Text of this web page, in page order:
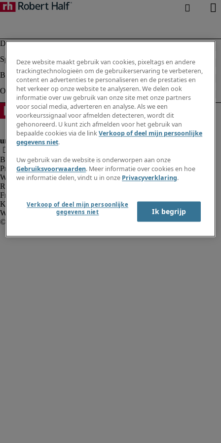
Bedrijfsinformatie
Privacyverklaring
Website en cookies
Rekruteringsvoorwaarden
Fraude alarm
Klokkenluidersregeling
Webmaster feedback
Deze website maakt gebruik van cookies, pixeltags en andere
trackingtechnologieën om de gebruikerservaring te verbeteren,
content en advertenties te personaliseren en de prestaties en
het verkeer op onze website te analyseren. We delen ook
informatie over uw gebruik van onze site met onze partners
voor social media, adverteren en analyse. Als we een
voorkeurssignaal voor afmelden detecteren, wordt dit
gehonoreerd. U kunt zich afmelden voor het gebruik van
bepaalde cookies via de linkVerkoop of deel mijn persoonlijke
gegevens niet.
Uw gebruik van de website is onderworpen aan onze
Gebruiksvoorwaarden. Meer informatie over cookies en hoe
we informatie delen, vindt u in onze Privacyverklaring.
Verkoop of deel mijn persoonlijke
gegevens niet
Ik begrijp